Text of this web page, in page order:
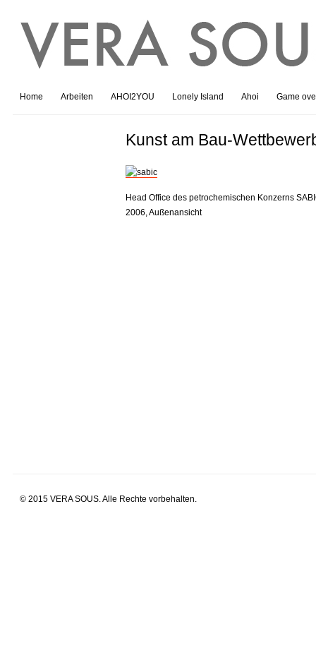
Home Arbeiten AHOI2YOU Lonely Island Ahoi Game
Kunst am Bau-
Head Office des petrochemischen Konzerns
2006, Außenansicht
© 2015 VERA SOUS. Alle Rechte vorbehalten.